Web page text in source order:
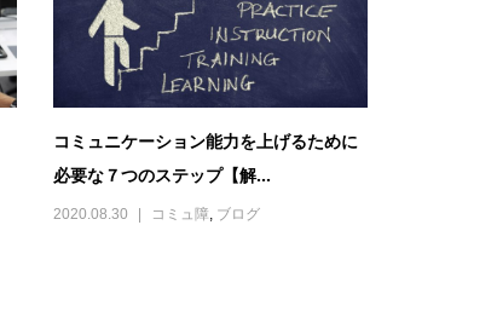
コミュニケーション能力を上げるために
必要な７つのステップ【解...
2020.08.30 コミュ障 ブログ